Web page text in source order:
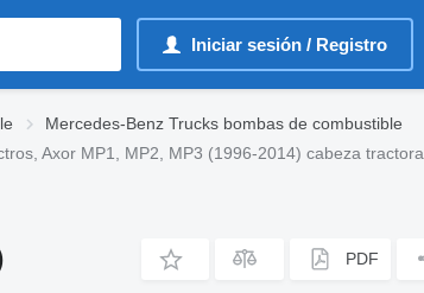
Iniciar sesión / Registro
Mercedes-Benz Trucks bombas de combustible
Axor MP1, MP2, MP3 (1996-2014) cabeza tractora
PDF